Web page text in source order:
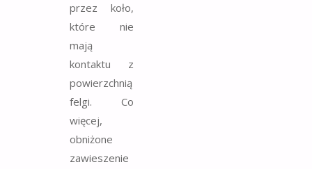
przez koło,
które nie
mają
kontaktu z
powierzchnią
felgi. Co
więcej,
obniżone
zawieszenie